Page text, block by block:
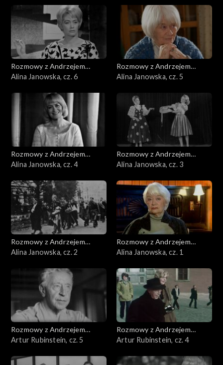
Rozmowy z Andrzejem
Doboszem
Alina Janowska, cz. 6
Rozmowy z Andrzejem
Doboszem
Alina Janowska, cz. 5
Rozmowy z Andrzejem
Doboszem
Alina Janowska, cz. 4
Rozmowy z Andrzejem
Doboszem
Alina Janowska, cz. 3
Rozmowy z Andrzejem
Doboszem
Alina Janowska, cz. 2
Rozmowy z Andrzejem
Doboszem
Alina Janowska, cz. 1
Rozmowy z Andrzejem
Doboszem
Artur Rubinstein, cz. 5
Rozmowy z Andrzejem
Doboszem
Artur Rubinstein, cz. 4